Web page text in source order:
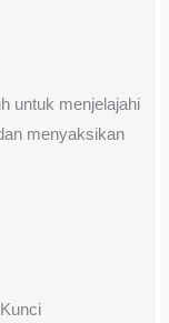
untuk menjelajahi
menyaksikan